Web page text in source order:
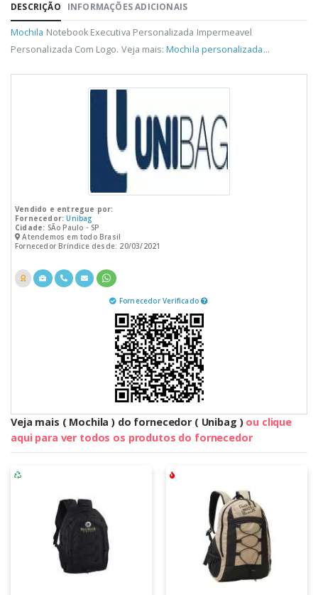
DESCRIÇÃO INFORMAÇÕES ADICIONAIS
Mochila Notebook Executiva Personalizada Impermeavel
Personalizada Com Logo. Veja mais:Mochila personalizada...
Vendido e entregue por:
Fornecedor: Unibag
Cidade: SÃo Paulo - SP
Atendemos em todo Brasil
Fornecedor Bríndice desde: 20/03/2021
Fornecedor Verificado
Veja mais ( Mochila ) do fornecedor ( Unibag ) ou clique
aqui para ver todos os produtos do fornecedor